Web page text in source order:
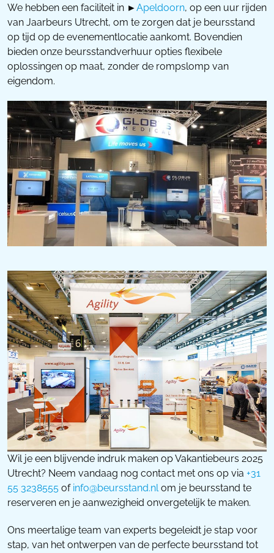
We hebben een faciliteit in ►Apeldoorn, op een uur rijden
van Jaarbeurs Utrecht, om te zorgen dat je beursstand
op tijd op de evenementlocatie aankomt. Bovendien
bieden onze beursstandverhuur opties flexibele
oplossingen op maat, zonder de rompslomp van
eigendom.
Wil je een blijvende indruk maken op Vakantiebeurs 2025
Utrecht? Neem vandaag nog contact met ons op via +31
55 3238555 of info@beursstand.nlom je beursstand te
reserveren en je aanwezigheid onvergetelijk te maken.
Ons meertalige team van experts begeleidt je stap voor
stap, van het ontwerpen van de perfecte beursstand tot